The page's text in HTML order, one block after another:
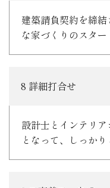
建築請負契約を締
な家づくりのスター
8 詳細打合せ
設計士とインテリ
となって、しっか